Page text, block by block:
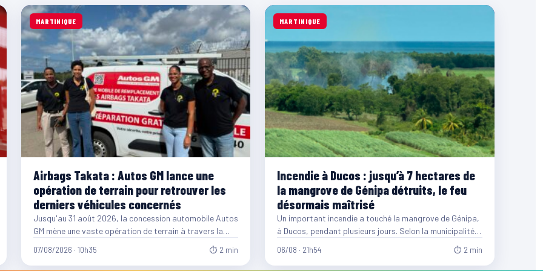
MARTINIQUE
Airbags Takata : Autos GM lance une
opération de terrain pour retrouver les
derniers véhicules concernés
Jusqu'au 31 août 2026, la concession automobile Autos
GM mène une vaste opération de terrain à travers la…
07/08/2026 · 10h35 ⏱ 2 min
MARTINIQUE
Incendie à Ducos : jusqu’à 7 hectares de
la mangrove de Génipa détruits, le feu
désormais maîtrisé
Un important incendie a touché la mangrove de Génipa,
à Ducos, pendant plusieurs jours. Selon la municipalité,
06/08 · 21h54 ⏱ 2 min